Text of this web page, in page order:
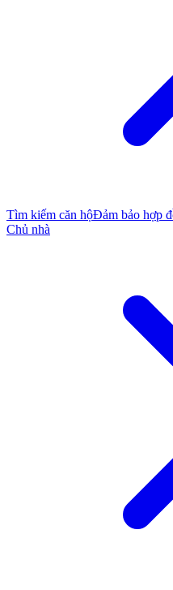
Tìm kiếm căn hộĐảm bảo hợp
Chủ nhà